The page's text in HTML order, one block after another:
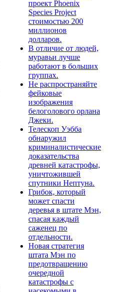
проект Phoenix
Species Project
стоимостью 200
миллионов
долларов.
В отличие от людей,
муравьи лучше
работают в больших
группах.
Не распространяйте
фейковые
изображения
белоголового орлана
Джеки.
Телескоп Уэбба
обнаружил
криминалистические
доказательства
древней катастрофы,
уничтожившей
спутники Нептуна.
Грибок, который
может спасти
деревья в штате Мэн,
спасая каждый
саженец по
отдельности.
Новая стратегия
штата Мэн по
предотвращению
очередной
катастрофы с